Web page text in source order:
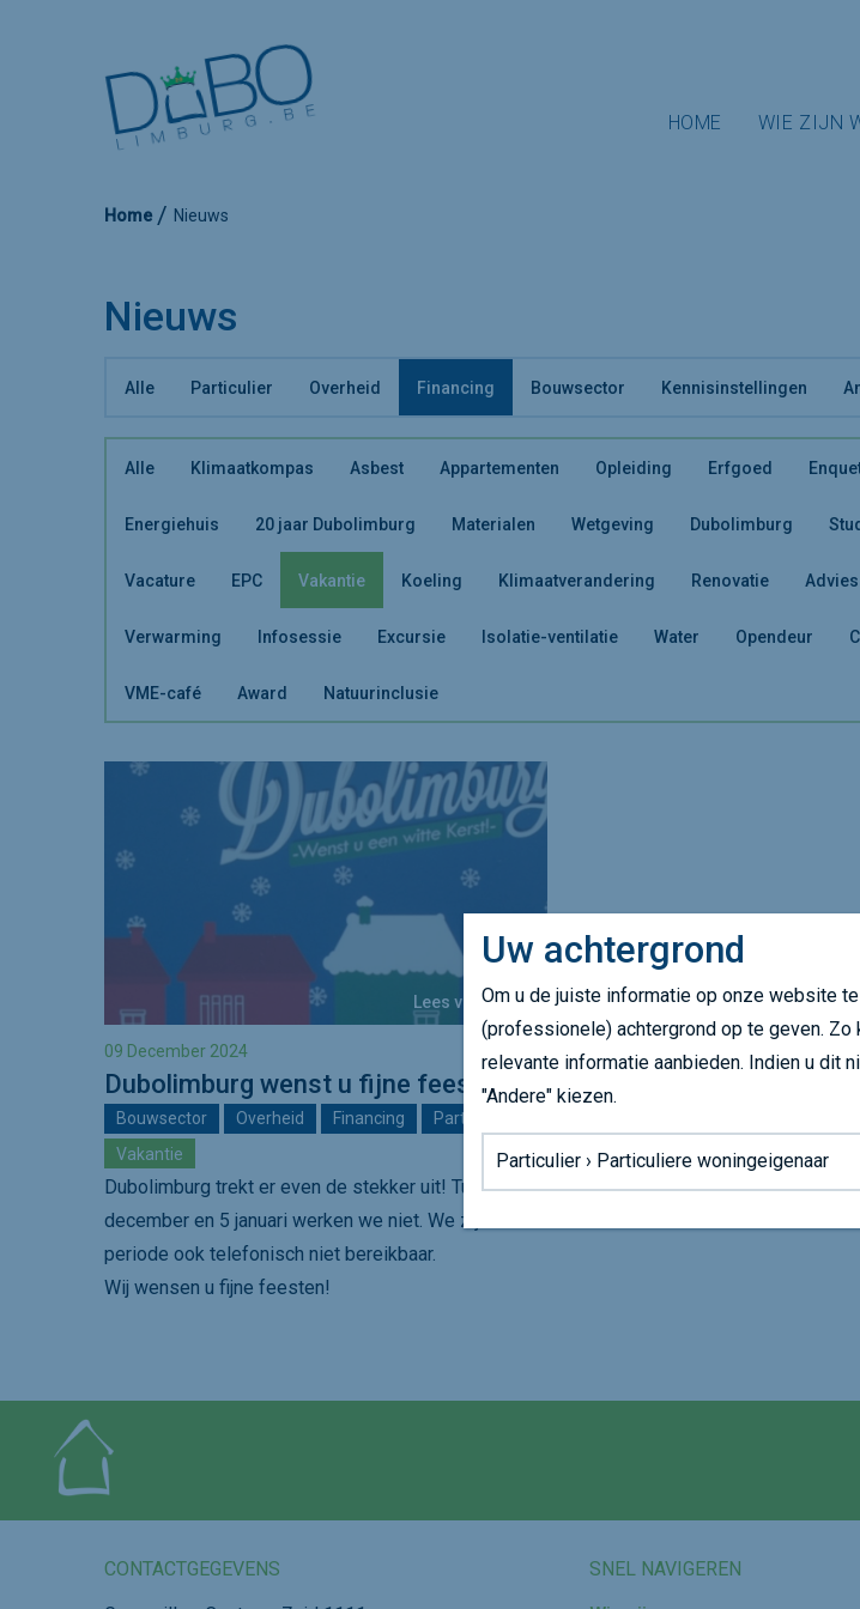
HOME WIE ZIJN
Home Nieuws
Nieuws
Alle Particulier Overheid Financing Bouwsector Kennisinstellingen
Alle Klimaatkompas Asbest Appartementen Opleiding Erfgoed
Energiehuis 20 jaar Dubolimburg Materialen Wetgeving Dubolimburg
Vacature EPC Vakantie Koeling Klimaatverandering Renovatie Advies
Verwarming Infosessie Excursie Isolatie-ventilatie Water Opendeur
VME-café Award Natuurinclusie
Lees verder
09 December 2024
Dubolimburg wenst u fijne feesten!
Bouwsector Overheid Financing
Particulier
Vakantie
Dubolimburg trekt er even de stekker uit! Tussen 23
december en 5 januari werken we niet. We zijn in die
periode ook telefonisch niet bereikbaar.
Wij wensen u fijne feesten!
CONTACTGEGEVENS
SNEL NAVIGEREN
Uw achtergrond
Om u de juiste informatie op onze website
(professionele) achtergrond op te geven. Zo
relevante informatie aanbieden. Indien u dit
"Andere" kiezen.
Achtergrond: